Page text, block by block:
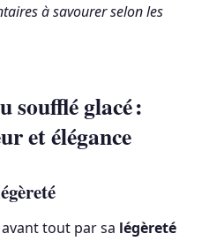
à savourer selon les
soufflé glacé :
et élégance
tout par sa légèreté